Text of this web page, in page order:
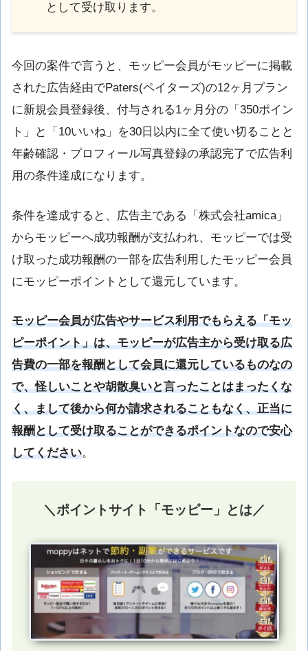
として受け取ります。
今回の案件で言うと、モッピー会員がモッピーに掲載
された広告経由でPaters(ペイターズ)の12ヶ月プラン
に新規会員登録後、付与される1ヶ月分の「350ポイン
ト」と「10いいね」を30日以内に全て使い切ることと
年齢確認・プロフィール写真登録の承認完了で広告利
用の条件達成になります。
条件を達成すると、広告主である「株式会社amica」
からモッピーへ成功報酬が支払われ、モッピーでは受
け取った成功報酬の一部を広告利用したモッピー会員
にモッピーポイントとして還元しています。
モッピー会員が広告やサービス利用でもらえる「モッ
ピーポイント」は、モッピーが広告主から受け取る広
告費の一部を報酬として会員に還元しているものなの
で、怪しいことや胡散臭いと言ったことはまったくな
く、まして後から何か請求されることもなく、正当に
報酬として受け取ることができるポイントなので安心
してください。
＼ポイントサイト「モッピー」とは／